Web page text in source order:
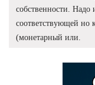
собственности. Надо
соответствующей но
(монетарный или.